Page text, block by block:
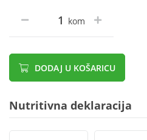
kom
DODAJ U KOŠARICU
Nutritivna deklaracija